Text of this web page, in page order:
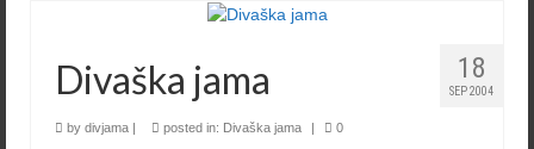
18
SEP 2004
Divaška jama
by divjama | posted in: Divaška jama | 0